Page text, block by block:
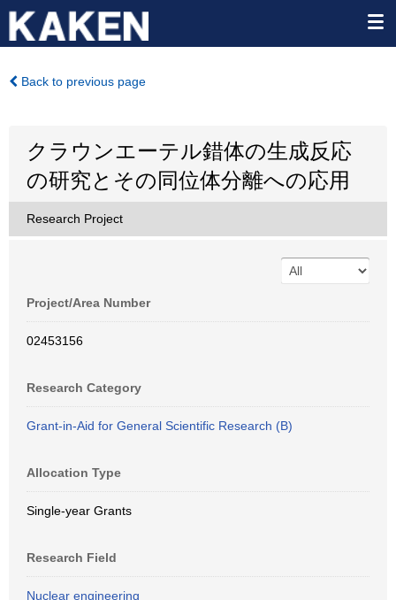
Back to previous page
クラウンエーテル錯体の生成反応
の研究とその同位体分離への応用
Research Project
Project/Area Number
02453156
Research Category
Grant-in-Aid for General Scientific Research (B)
Allocation Type
Single-year Grants
Research Field
Nuclear engineering